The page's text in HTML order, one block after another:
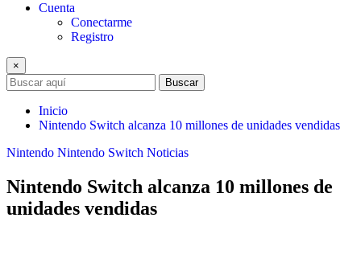
Cuenta
Conectarme
Registro
×
Buscar
Inicio
Nintendo Switch alcanza 10 millones de unidades vendidas
Nintendo Nintendo Switch Noticias
Nintendo Switch alcanza 10 millones de
unidades vendidas